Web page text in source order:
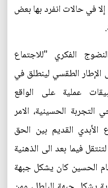
في حالات انفرد بها بعض
الفكري "للاجتماع
الطقسي لينطلق في
عملية على الواقع
الحسينية، الامر
القديم بين الحق
فيما بعد الى الذهنية
الحسين كان يشكل جبهة